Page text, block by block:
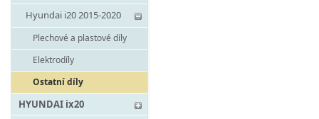
Hyundai i20 2015-2020
Plechové a plastové díly
Elektrodíly
Ostatní díly
HYUNDAI ix20